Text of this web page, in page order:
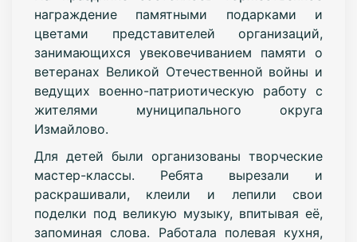
награждение памятными подарками и
цветами представителей организаций,
занимающихся увековечиванием памяти о
ветеранах Великой Отечественной войны и
ведущих военно-патриотическую работу с
жителями муниципального округа
Измайлово.
Для детей были организованы творческие
мастер-классы. Ребята вырезали и
раскрашивали, клеили и лепили свои
поделки под великую музыку, впитывая её,
запоминая слова. Работала полевая кухня,